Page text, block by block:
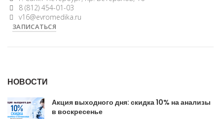
8 (812) 454-01-03
v16@evromedika.ru
ЗАПИСАТЬСЯ
НОВОСТИ
Акция выходного дня: скидка 10% на анализы
в воскресенье